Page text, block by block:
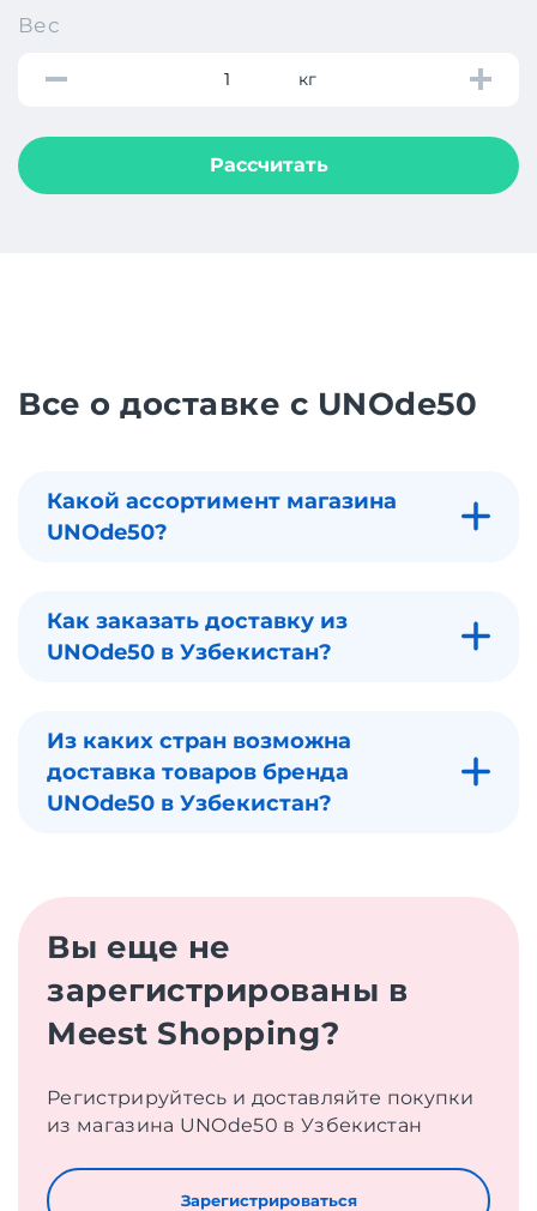
Вес
кг
Рассчитать
Все о доставке с UNOde50
Какой ассортимент магазина
UNOde50?
Как заказать доставку из
UNOde50 в Узбекистан?
Из каких стран возможна
доставка товаров бренда
UNOde50 в Узбекистан?
Вы еще не
зарегистрированы в
Meest Shopping?
Регистрируйтесь и доставляйте покупки
из магазина UNOde50 в Узбекистан
Зарегистрироваться